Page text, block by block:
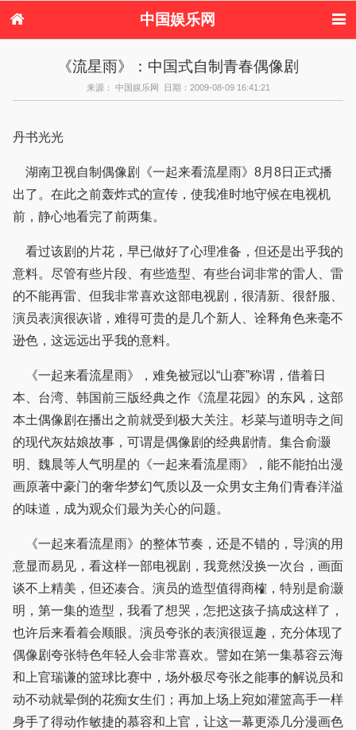
中国娱乐网
港台娱乐
日本娱乐 韩国娱乐
欧美娱乐
音乐新闻 影视新闻
内地明星八卦
《流星雨》：中国式自制青春偶像剧
来源： 中国娱乐网 日期：2009-08-09 16:41:21
丹书光光
湖南卫视自制偶像剧《一起来看流星雨》8月8日正式播
出了。在此之前轰炸式的宣传，使我准时地守候在电视机
前，静心地看完了前两集。
看过该剧的片花，早已做好了心理准备，但还是出乎我的
意料。尽管有些片段、有些造型、有些台词非常的雷人、雷
的不能再雷、但我非常喜欢这部电视剧，很清新、很舒服、
演员表演很诙谐，难得可贵的是几个新人、诠释角色来毫不
逊色，这远远出乎我的意料。
《一起来看流星雨》，难免被冠以“山赛”称谓，借着日
本、台湾、韩国前三版经典之作《流星花园》的东风，这部
本土偶像剧在播出之前就受到极大关注。杉菜与道明寺之间
的现代灰姑娘故事，可谓是偶像剧的经典剧情。集合俞灏
明、魏晨等人气明星的《一起来看流星雨》，能不能拍出漫
画原著中豪门的奢华梦幻气质以及一众男女主角们青春洋溢
的味道，成为观众们最为关心的问题。
《一起来看流星雨》的整体节奏，还是不错的，导演的用
意显而易见，看这样一部电视剧，我竟然没换一次台，画面
谈不上精美，但还凑合。演员的造型值得商榷，特别是俞灏
明，第一集的造型，我看了想哭，怎把这孩子搞成这样了，
也许后来看着会顺眼。演员夸张的表演很逗趣，充分体现了
偶像剧夸张特色年轻人会非常喜欢。譬如在第一集慕容云海
和上官瑞谦的篮球比赛中，场外极尽夸张之能事的解说员和
动不动就晕倒的花痴女生们；再加上场上宛如灌篮高手一样
身手了得动作敏捷的慕容和上官，让这一幕更添几分漫画色